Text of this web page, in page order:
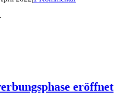
eröffnet